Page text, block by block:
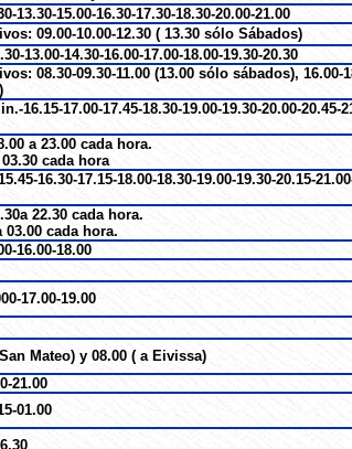
13.30-15.00-16.30-17.30-18.30-20.00-21.00
09.00-10.00-12.30 ( 13.30 sólo Sábados)
13.00-14.30-16.00-17.00-18.00-19.30-20.30
08.30-09.30-11.00 (13.00 sólo sábados), 16.00-
16.15-17.00-17.45-18.30-19.00-19.30-20.00-20.45-
a 23.00 cada hora.
cada hora
16.30-17.15-18.00-18.30-19.00-19.30-20.15-
22.30 cada hora.
03.00 cada hora.
16.00-18.00
17.00-19.00
Mateo) y 08.00 ( a Eivissa)
21.00
01.00